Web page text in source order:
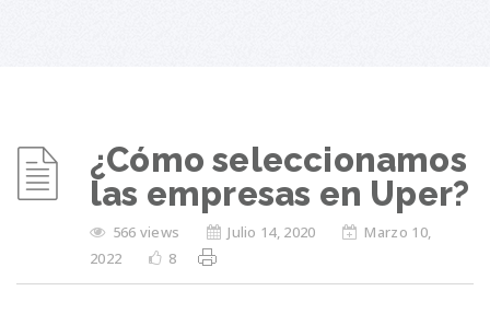
¿Cómo seleccionamos
las empresas en Uper?
566 views Julio 14, 2020
Marzo 10,
2022
8